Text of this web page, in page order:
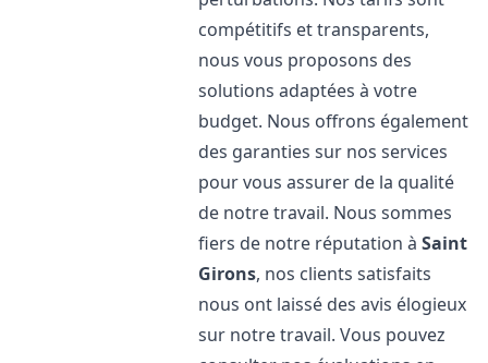
compétitifs et transparents,
nous vous proposons des
solutions adaptées à votre
budget. Nous offrons également
des garanties sur nos services
pour vous assurer de la qualité
de notre travail. Nous sommes
fiers de notre réputation àSaint
Girons, nos clients satisfaits
nous ont laissé des avis élogieux
sur notre travail. Vous pouvez